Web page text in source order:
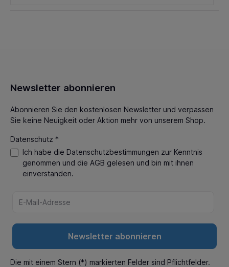
Newsletter abonnieren
Abonnieren Sie den kostenlosen Newsletter und verpassen
Sie keine Neuigkeit oder Aktion mehr von unserem Shop.
Datenschutz *
Ich habe die Datenschutzbestimmungen zur Kenntnis
genommen und die AGB gelesen und bin mit ihnen
einverstanden.
Newsletter abonnieren
Die mit einem Stern (*) markierten Felder sind Pflichtfelder.